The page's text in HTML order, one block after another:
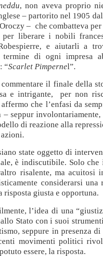
, non aveva proprio
– partorito nel 1905
– che combatteva
liberare i nobili
e aiutarli a
di ogni impresa
“Scarlet Pimpernel”.
il finale della
e intrigante, per non
che l’enfasi da
– seppur
di reazione alla
state oggetto di
è indiscutibile. Solo
risalente, ma acuitosi
considerarsi una
risposta giusta e opportuna.
l’idea di una
Stato con i suoi
seppure in presenza
movimenti politici
essere, la risposta.